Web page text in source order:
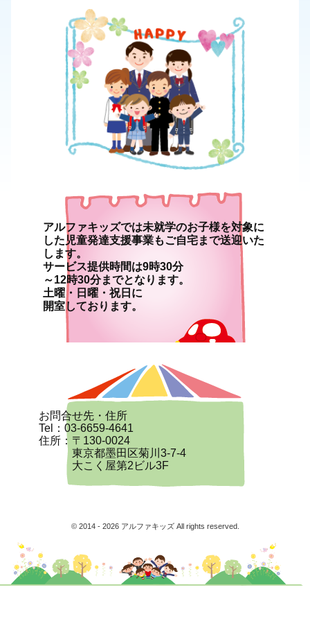
アルファキッズでは未就学のお子様を対象に
した児童発達支援事業もご自宅まで送迎いた
します。
サービス提供時間は9時30分
～12時30分までとなります。
土曜・日曜・祝日に
開室しております。
お問合せ先・住所
Tel：03-6659-4641
住所：〒130-0024
東京都墨田区菊川3-7-4
大こく屋第2ビル3F
© 2014 - 2026 アルファキッズ All rights reserved.